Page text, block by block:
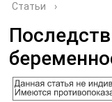
Статьи ›